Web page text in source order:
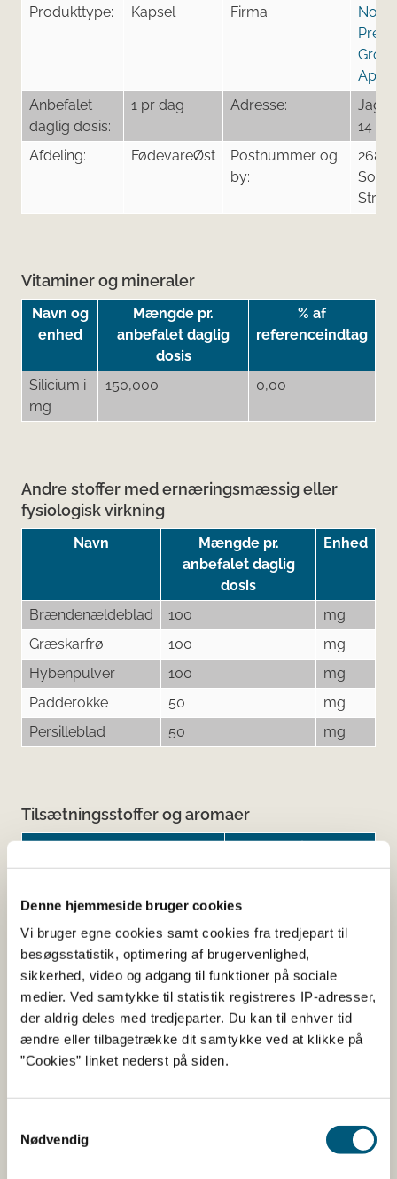
Denne hjemmeside bruger cookies
Vi bruger egne cookies samt cookies fra tredjepart til
besøgsstatistik, optimering af brugervenlighed,
sikkerhed, video og adgang til funktioner på sociale
medier. Ved samtykke til statistik registreres IP-adresser,
der aldrig deles med tredjeparter. Du kan til enhver tid
ændre eller tilbagetrække dit samtykke ved at klikke på
”Cookies” linket nederst på siden.
Nødvendig
Produkttype: Kapsel Firma:
ApS
Anbefalet
daglig dosis:
1 pr dag Adresse:
14
Afdeling:
FødevareØst
Postnummer og
by:
2680
Vitaminer og mineraler
Navn og
enhed
Mængde pr.
anbefalet daglig
dosis
% af
referenceindtag
Silicium i
mg
150,000 0,00
Andre stoffer med ernæringsmæssig eller
fysiologisk virkning
Navn
Mængde pr.
anbefalet daglig
dosis
Enhed
Brændenældeblad 100
mg
Græskarfrø
100
mg
Hybenpulver
100
mg
Padderokke
50
mg
Persilleblad
50 mg
Tilsætningsstoffer og aromaer
tilsætning
Hydroxypropylmethyl
Her kan du finde detaljerede
oplysninger om det kosttilskud,
du har søgt på
anmeldt produktet.